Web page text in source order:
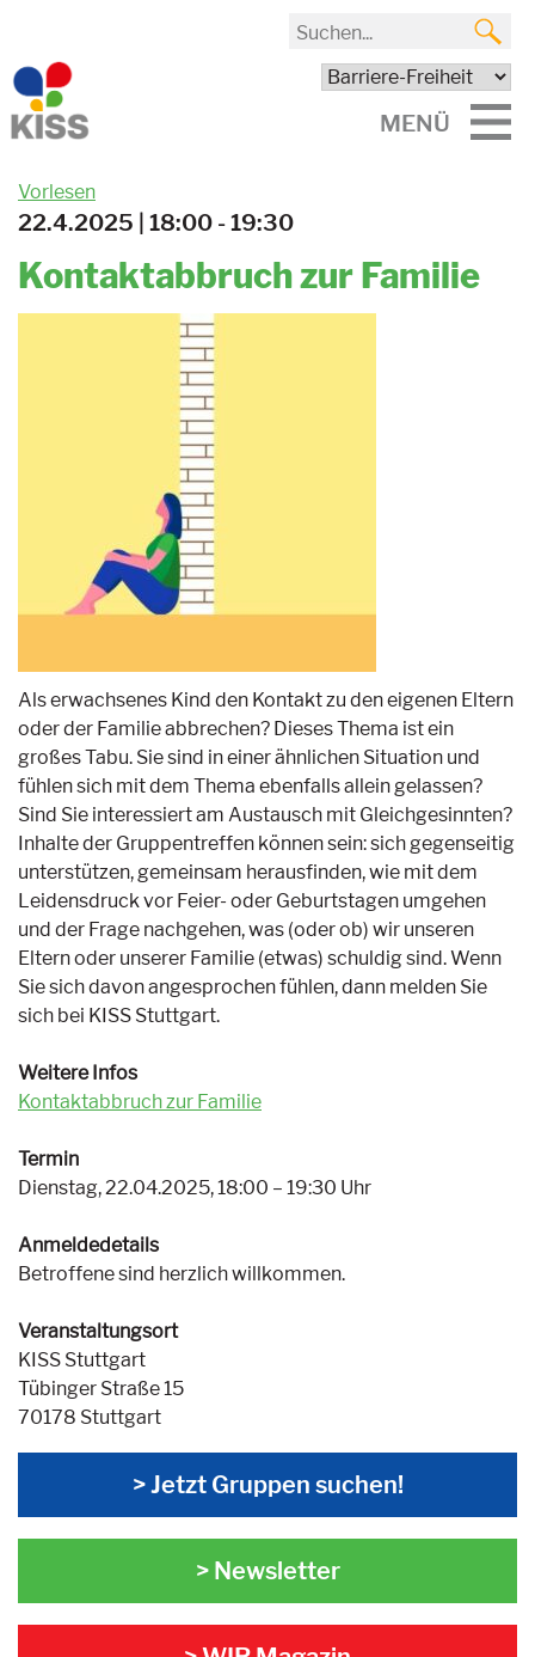
MENÜ
Vorlesen
22.4.2025 | 18:00 - 19:30
Kontaktabbruch zur Familie
Als erwachsenes Kind den Kontakt zu den eigenen Eltern
oder der Familie abbrechen? Dieses Thema ist ein
großes Tabu. Sie sind in einer ähnlichen Situation und
fühlen sich mit dem Thema ebenfalls allein gelassen?
Sind Sie interessiert am Austausch mit Gleichgesinnten?
Inhalte der Gruppentreffen können sein: sich gegenseitig
unterstützen, gemeinsam herausfinden, wie mit dem
Leidensdruck vor Feier- oder Geburtstagen umgehen
und der Frage nachgehen, was (oder ob) wir unseren
Eltern oder unserer Familie (etwas) schuldig sind. Wenn
Sie sich davon angesprochen fühlen, dann melden Sie
sich bei KISS Stuttgart.
Weitere Infos
Kontaktabbruch zur Familie
Termin
Dienstag, 22.04.2025, 18:00 – 19:30 Uhr
Anmeldedetails
Betroffene sind herzlich willkommen.
Veranstaltungsort
KISS Stuttgart
Tübinger Straße 15
70178 Stuttgart
> Jetzt Gruppen suchen!
> Newsletter